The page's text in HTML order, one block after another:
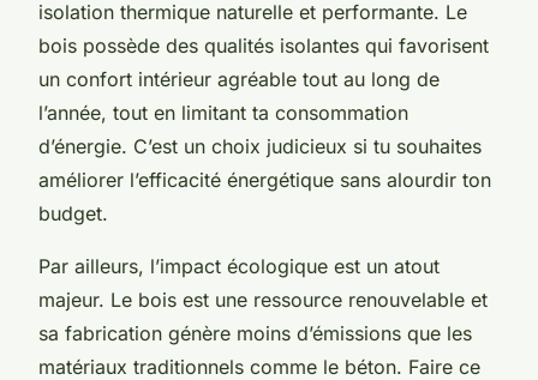
isolation thermique naturelle et performante. Le
bois possède des qualités isolantes qui favorisent
un confort intérieur agréable tout au long de
l’année, tout en limitant ta consommation
d’énergie. C’est un choix judicieux si tu souhaites
améliorer l’efficacité énergétique sans alourdir ton
budget.
Par ailleurs, l’impact écologique est un atout
majeur. Le bois est une ressource renouvelable et
sa fabrication génère moins d’émissions que les
matériaux traditionnels comme le béton. Faire ce